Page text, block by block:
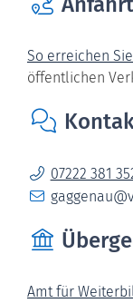
So erreichen
öffentlichen
07222 381
Amt für